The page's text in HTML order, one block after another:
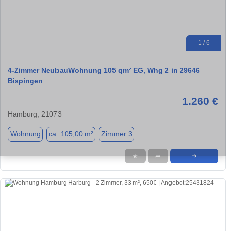
1 / 6
4-Zimmer NeubauWohnung 105 qm² EG, Whg 2 in 29646
Bispingen
1.260 €
Hamburg, 21073
Wohnung ca. 105,00 m² Zimmer 3
★ ➦ ➜